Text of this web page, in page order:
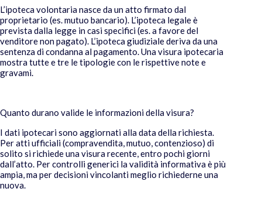
L’ipoteca volontaria nasce da un atto firmato dal
proprietario (es. mutuo bancario). L’ipoteca legale è
prevista dalla legge in casi specifici (es. a favore del
venditore non pagato). L’ipoteca giudiziale deriva da una
sentenza di condanna al pagamento. Una visura ipotecaria
mostra tutte e tre le tipologie con le rispettive note e
gravami.
Quanto durano valide le informazioni della visura?
I dati ipotecari sono aggiornati alla data della richiesta.
Per atti ufficiali (compravendita, mutuo, contenzioso) di
solito si richiede una visura recente, entro pochi giorni
dall’atto. Per controlli generici la validità informativa è più
ampia, ma per decisioni vincolanti meglio richiederne una
nuova.